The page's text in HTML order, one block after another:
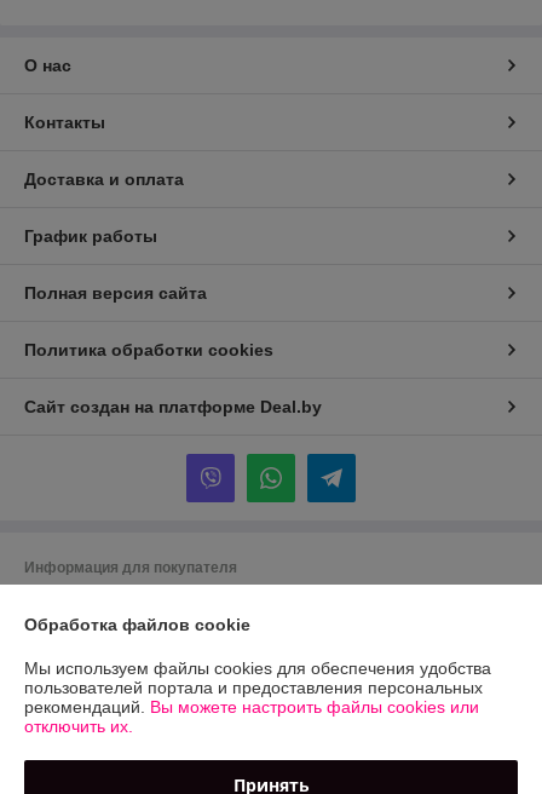
О нас
Контакты
Доставка и оплата
График работы
Полная версия сайта
Политика обработки cookies
Сайт создан на платформе Deal.by
Информация для покупателя
*Минская обл., Дзержинский р-н, г.Фаниполь,ул. Чапского,д.15,ком 1
Регистрационный номер ЕГР: 691419245
УНП: 691419245
Дата регистрации компании: 09.04.2012
Обработка файлов cookie
Мы используем файлы cookies для обеспечения удобства
пользователей портала и предоставления персональных
рекомендаций. Вы можете настроить файлы cookies или
отключить их.
Принять